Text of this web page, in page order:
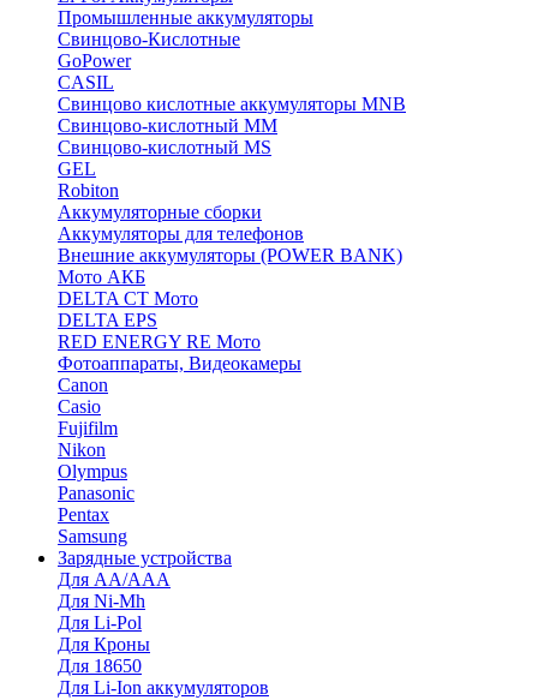
Промышленные аккумуляторы
Свинцово-Кислотные
GoPower
CASIL
Свинцово кислотные аккумуляторы MNB
Cвинцово-кислотный MM
Cвинцово-кислотный MS
GEL
Robiton
Аккумуляторные сборки
Аккумуляторы для телефонов
Внешние аккумуляторы (POWER BANK)
Мото АКБ
DELTA CT Мото
DELTA EPS
RED ENERGY RE Мото
Фотоаппараты, Видеокамеры
Canon
Casio
Fujifilm
Nikon
Olympus
Panasonic
Pentax
Samsung
Зарядные устройства
Для AA/AAA
Для Ni-Mh
Для Li-Pol
Для Кроны
Для 18650
Для Li-Ion аккумуляторов